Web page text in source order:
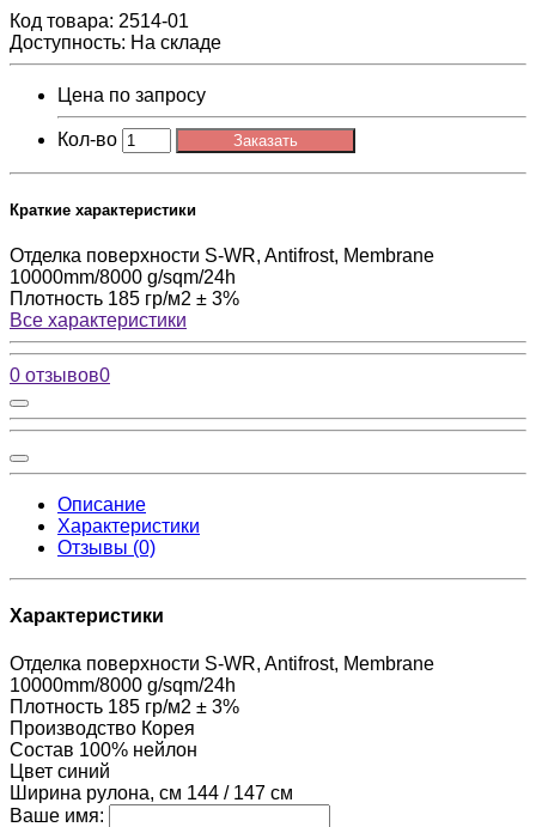
Код товара: 2514-01
Доступность: На складе
Цена по запросу
Кол-во Заказать
Краткие характеристики
Отделка поверхности S-WR, Antifrost, Membrane
10000mm/8000 g/sqm/24h
Плотность 185 гр/м2 ± 3%
Все характеристики
0 отзывов0
Описание
Характеристики
Отзывы (0)
Характеристики
Отделка поверхности S-WR, Antifrost, Membrane
10000mm/8000 g/sqm/24h
Плотность 185 гр/м2 ± 3%
Производство Корея
Состав 100% нейлон
Цвет синий
Ширина рулона, см 144 / 147 см
Ваше имя: